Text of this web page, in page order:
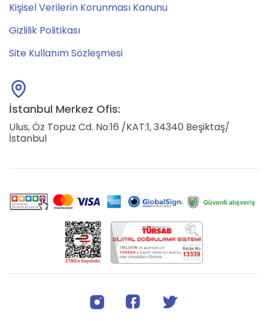
Kişisel Verilerin Korunması Kanunu
Gizlilik Politikası
Site Kullanım Sözleşmesi
İstanbul Merkez Ofis:
Ulus, Öz Topuz Cd. No:16 /KAT:1, 34340 Beşiktaş/
İstanbul